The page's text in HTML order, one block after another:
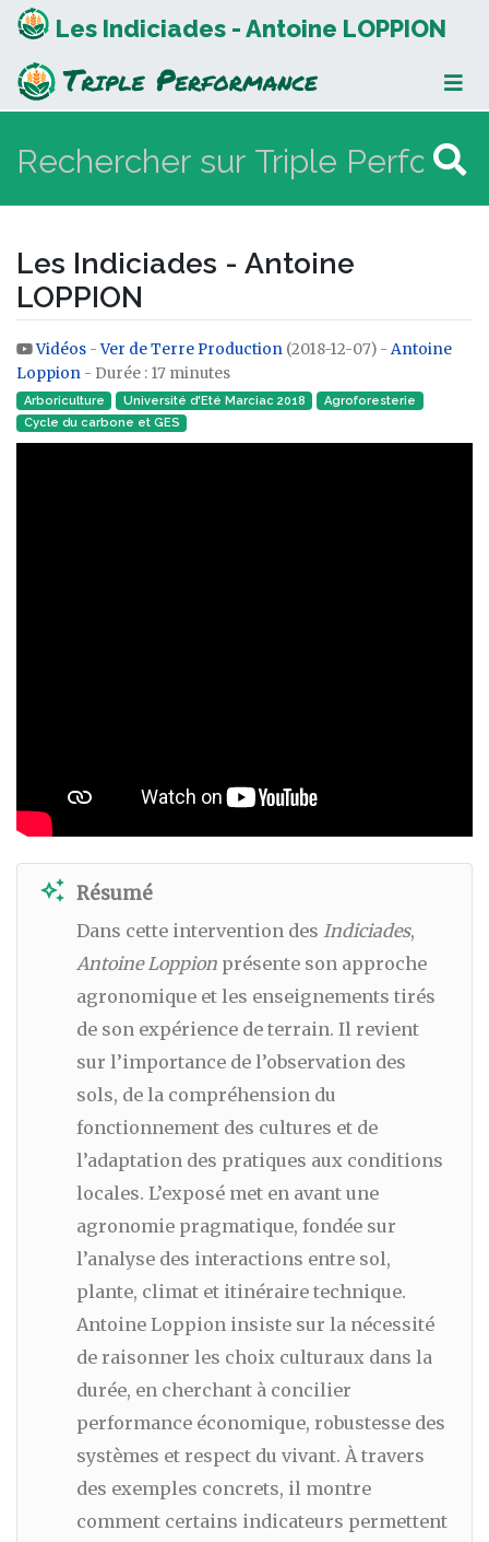
Les Indiciades - Antoine LOPPION
Les Indiciades - Antoine
LOPPION
Aller à :navigation,rechercher
Vidéos -Ver de Terre Production (2018-12-07) - Antoine
Loppion - Durée : 17 minutes
Arboriculture Université d'Eté Marciac 2018
Agroforesterie
Cycle du carbone et GES
auto_awesome Résumé
Dans cette intervention des Indiciades,
Antoine Loppion présente son approche
agronomique et les enseignements tirés
de son expérience de terrain. Il revient
sur l’importance de l’observation des
sols, de la compréhension du
fonctionnement des cultures et de
l’adaptation des pratiques aux conditions
locales. L’exposé met en avant une
agronomie pragmatique, fondée sur
l’analyse des interactions entre sol,
plante, climat et itinéraire technique.
Antoine Loppion insiste sur la nécessité
de raisonner les choix culturaux dans la
durée, en cherchant à concilier
performance économique, robustesse des
systèmes et respect du vivant. À travers
des exemples concrets, il montre
comment certains indicateurs permettent